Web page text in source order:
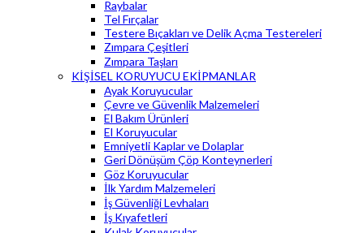
Raybalar
Tel Fırçalar
Testere Bıçakları ve Delik Açma Testereleri
Zımpara Çeşitleri
Zımpara Taşları
KİŞİSEL KORUYUCU EKİPMANLAR
Ayak Koruyucular
Çevre ve Güvenlik Malzemeleri
El Bakım Ürünleri
El Koruyucular
Emniyetli Kaplar ve Dolaplar
Geri Dönüşüm Çöp Konteynerleri
Göz Koruyucular
İlk Yardım Malzemeleri
İş Güvenliği Levhaları
İş Kıyafetleri